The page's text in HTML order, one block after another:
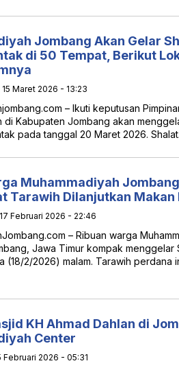
Jombang Akan Gelar
di 50 Tempat, Berikut
15 Maret 2026 - 13:23
– Ikuti keputusan
di Kabupaten Jombang akan
pada tanggal 20 Maret 2026.
Muhammadiyah
Tarawih Dilanjutkan Makan
Februari 2026 - 22:46
– Ribuan warga
Jawa Timur kompak menggelar
(18/2/2026) malam. Tarawih perdana
KH Ahmad Dahlan di
Center
Februari 2026 - 05:31